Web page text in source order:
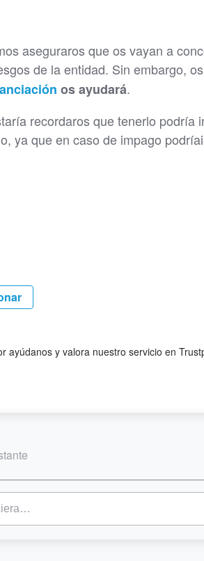
aseguraros que os vayan a
de la entidad. Sin embargo,
os ayudará.
recordaros que tenerlo podría
ya que en caso de impago
ayúdanos y valora nuestro servicio en